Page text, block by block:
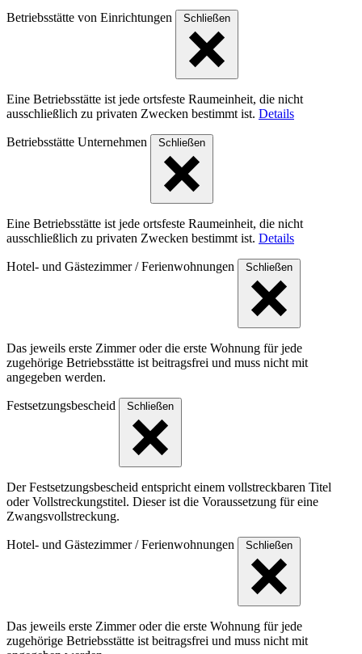
Betriebsstätte von Einrichtungen Schließen
Eine Betriebsstätte ist jede ortsfeste Raumeinheit, die nicht
ausschließlich zu privaten Zwecken bestimmt ist. Details
Betriebsstätte Unternehmen Schließen
Eine Betriebsstätte ist jede ortsfeste Raumeinheit, die nicht
ausschließlich zu privaten Zwecken bestimmt ist. Details
Hotel- und Gästezimmer / Ferienwohnungen Schließen
Das jeweils erste Zimmer oder die erste Wohnung für jede
zugehörige Betriebsstätte ist beitragsfrei und muss nicht mit
angegeben werden.
Festsetzungsbescheid Schließen
Der Festsetzungsbescheid entspricht einem vollstreckbaren Titel
oder Vollstreckungstitel. Dieser ist die Voraussetzung für eine
Zwangsvollstreckung.
Hotel- und Gästezimmer / Ferienwohnungen Schließen
Das jeweils erste Zimmer oder die erste Wohnung für jede
zugehörige Betriebsstätte ist beitragsfrei und muss nicht mit